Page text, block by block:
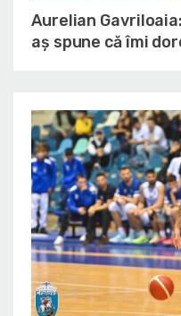
Aurelian
aș spune că îmi